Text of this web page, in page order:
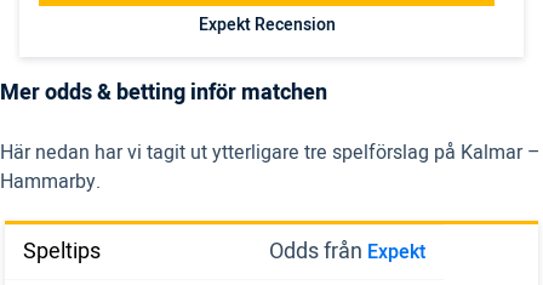
Expekt Recension
Mer odds & betting inför matchen
Här nedan har vi tagit ut ytterligare tre spelförslag på Kalmar –
Hammarby.
Speltips Odds från Expekt